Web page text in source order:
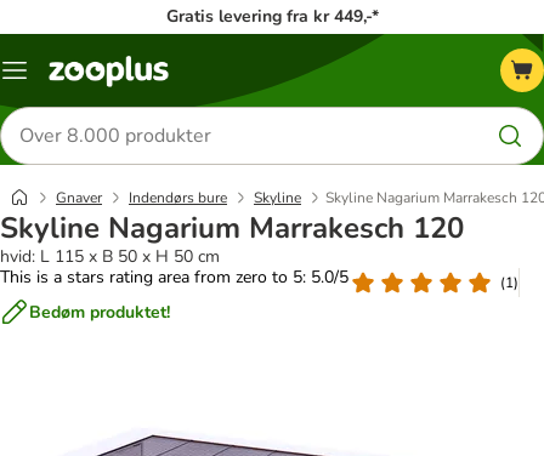
Gratis levering fra kr 449,-*
Menu
Søg
efter
produkter
Gnaver Indendørs bure Skyline Skyline Nagarium Marrakesch
Skyline Nagarium Marrakesch 120
hvid: L 115 x B 50 x H 50 cm
This is a stars rating area from zero to 5: 5.0/5
(1)
Bedøm produktet!